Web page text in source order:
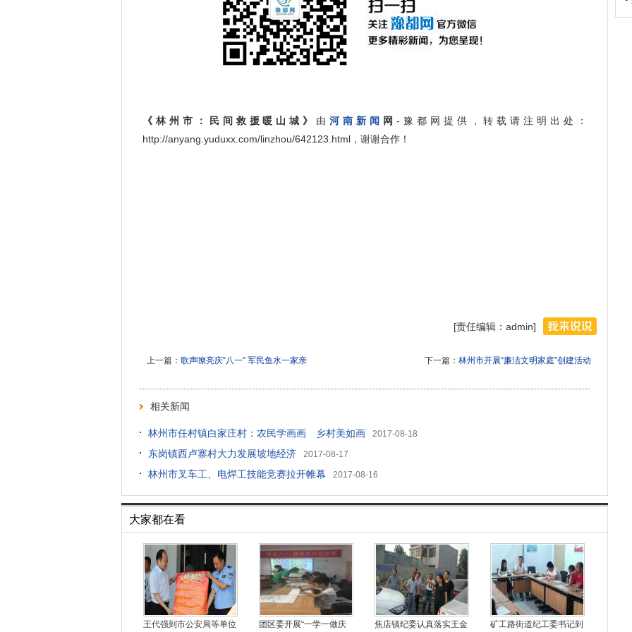
《林州市：民间救援暖山城》 由河南新闻 网 -豫都网提供，转载请注明出处：
http://anyang.yuduxx.com/linzhou/642123.html，谢谢合作！
[责任编辑：admin]
下一篇： 林州市开展“廉洁文明家庭”创建活动
上一篇： 歌声嘹亮庆“八一” 军民鱼水一家亲
相关新闻
林州市任村镇白家庄村：农民学画画 乡村美如画 2017-08-18
东岗镇西卢寨村大力发展坡地经济 2017-08-17
林州市叉车工、电焊工技能竞赛拉开帷幕 2017-08-16
大家都在看
王代强到市公安局等单位 团区委开展“一学一做庆 焦店镇纪委认真落实王金 矿工路街道纪工委书记到